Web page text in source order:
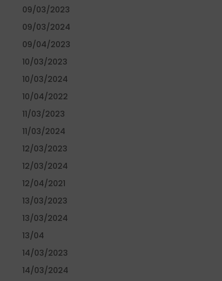
09/03/2023
09/03/2024
09/04/2023
10/03/2023
10/03/2024
10/04/2022
11/03/2023
11/03/2024
12/03/2023
12/03/2024
12/04/2021
13/03/2023
13/03/2024
13/04
14/03/2023
14/03/2024